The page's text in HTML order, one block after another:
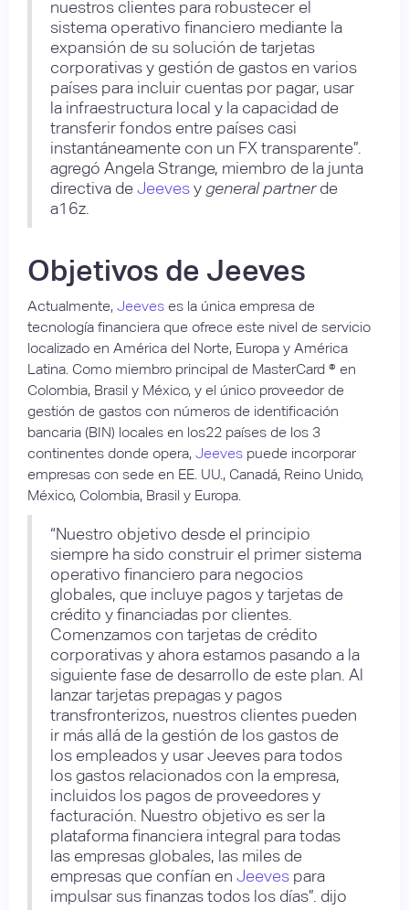
nuestros clientes para robustecer el
sistema operativo financiero mediante la
expansión de su solución de tarjetas
corporativas y gestión de gastos en varios
países para incluir cuentas por pagar, usar
la infraestructura local y la capacidad de
transferir fondos entre países casi
instantáneamente con un FX transparente”.
agregó Angela Strange, miembro de la junta
directiva deJeevesy general partnerde
a16z.
Objetivos de Jeeves
Actualmente, Jeeves es la única empresa de
tecnología financiera que ofrece este nivel de servicio
localizado en América del Norte, Europa y América
Latina. Como miembro principal de MasterCard ® en
Colombia, Brasil y México, y el único proveedor de
gestión de gastos con números de identificación
bancaria (BIN) locales en los22 países de los 3
continentes donde opera, Jeeves puede incorporar
empresas con sede en EE. UU., Canadá, Reino Unido,
México, Colombia, Brasil y Europa.
“Nuestro objetivo desde el principio
siempre ha sido construir el primer sistema
operativo financiero para negocios
globales, que incluye pagos y tarjetas de
crédito y financiadas por clientes.
Comenzamos con tarjetas de crédito
corporativas y ahora estamos pasando a la
siguiente fase de desarrollo de este plan. Al
lanzar tarjetas prepagas y pagos
transfronterizos, nuestros clientes pueden
ir más allá de la gestión de los gastos de
los empleados y usar Jeeves para todos
los gastos relacionados con la empresa,
incluidos los pagos de proveedores y
facturación. Nuestro objetivo es ser la
plataforma financiera integral para todas
las empresas globales, las miles de
empresas que confían en Jeeves para
impulsar sus finanzas todos los días”. dijo